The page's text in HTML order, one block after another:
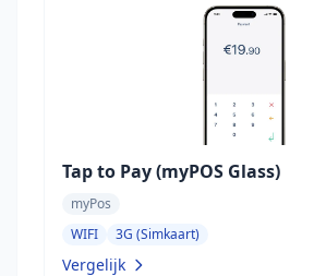
Tap to Pay (myPOS Glass)
myPos
WIFI
3G (Simkaart)
Vergelijk